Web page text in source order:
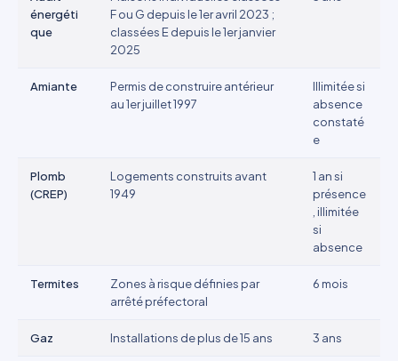
énergéti
que
F ou G depuis le 1er avril 2023 ;
classées E depuis le 1er janvier
2025
Amiante
Permis de construire antérieur
au 1er juillet 1997
Illimitée si
absence
constaté
e
Plomb
(CREP)
Logements construits avant
1949
1 an si
présence
, illimitée
si
absence
Termites
Zones à risque définies par
arrêté préfectoral
6 mois
Gaz Installations de plus de 15 ans 3 ans